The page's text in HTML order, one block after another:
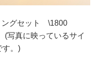
ングセット \1800
(写真に映っているサイ
す。)